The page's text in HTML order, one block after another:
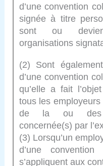
d’une convention
signée à titre
sont ou
organisations
(2) Sont
d’une convention
qu’elle a fait
tous les
de la ou des
concernée(s) par
(3) Lorsqu’un
d’une
s’appliquent aux